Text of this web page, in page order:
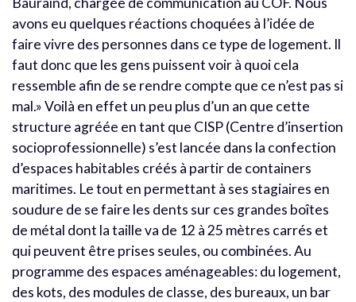
avons eu quelques réactions choquées à l’idée de
faire vivre des personnes dans ce type de logement. Il
faut donc que les gens puissent voir à quoi cela
ressemble afin de se rendre compte que ce n’est pas si
mal.» Voilà en effet un peu plus d’un an que cette
structure agréée en tant que CISP (Centre d’insertion
socioprofessionnelle) s’est lancée dans la confection
d’espaces habitables créés à partir de containers
maritimes. Le tout en permettant à ses stagiaires en
soudure de se faire les dents sur ces grandes boîtes
de métal dont la taille va de 12 à 25 mètres carrés et
qui peuvent être prises seules, ou combinées. Au
programme des espaces aménageables: du logement,
des kots, des modules de classe, des bureaux, un bar